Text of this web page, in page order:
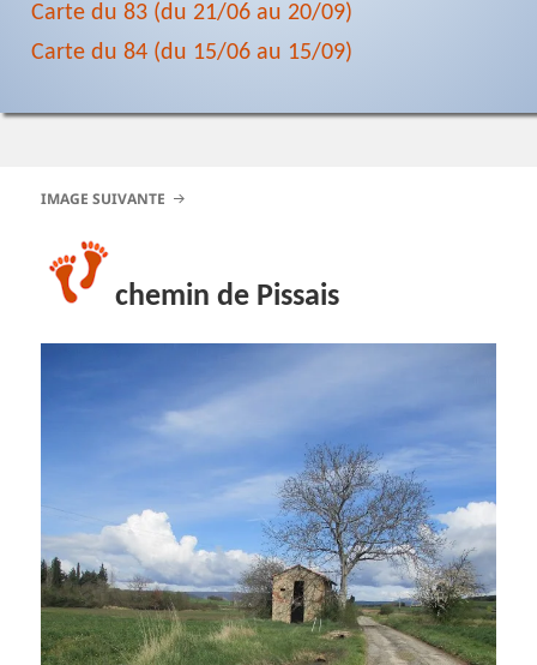
Carte du 83 (du 21/06 au 20/09)
Carte du 84 (du 15/06 au 15/09)
IMAGE SUIVANTE
chemin de Pissais